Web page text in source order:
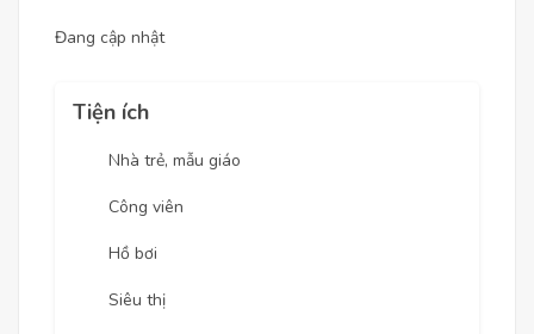
Đang cập nhật
Tiện ích
Nhà trẻ, mẫu giáo
Công viên
Hồ bơi
Siêu thị